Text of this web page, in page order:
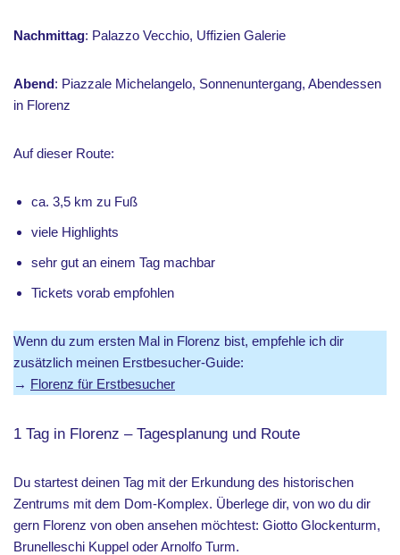
Nachmittag: Palazzo Vecchio, Uffizien Galerie
Abend: Piazzale Michelangelo, Sonnenuntergang, Abendessen
in Florenz
Auf dieser Route:
ca. 3,5 km zu Fuß
viele Highlights
sehr gut an einem Tag machbar
Tickets vorab empfohlen
Wenn du zum ersten Mal in Florenz bist, empfehle ich dir
zusätzlich meinen Erstbesucher-Guide:
→ Florenz für Erstbesucher
1 Tag in Florenz – Tagesplanung und Route
Du startest deinen Tag mit der Erkundung des historischen
Zentrums mit dem Dom-Komplex. Überlege dir, von wo du dir
gern Florenz von oben ansehen möchtest: Giotto Glockenturm,
Brunelleschi Kuppel oder Arnolfo Turm.